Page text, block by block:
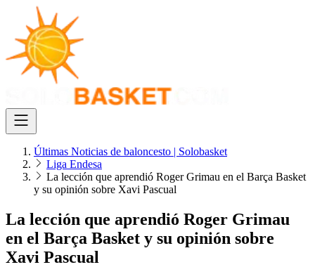
Últimas Noticias de baloncesto | Solobasket
Liga Endesa
La lección que aprendió Roger Grimau en el Barça Basket
y su opinión sobre Xavi Pascual
La lección que aprendió Roger Grimau
en el Barça Basket y su opinión sobre
Xavi Pascual